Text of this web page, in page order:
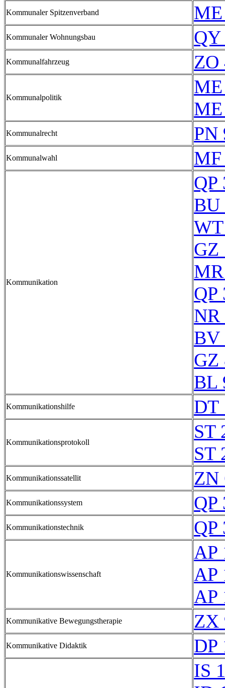
Kommunaler Spitzenverband
Kommunaler Wohnungsbau QY
Kommunalfahrzeug ZO
Kommunalpolitik
Kommunalrecht PN
Kommunalwahl MF
Kommunikation
QP
BU
GZ
QP
NR
BV
GZ
BL
Kommunikationshilfe DT
Kommunikationsprotokoll
ST
ST
Kommunikationssatellit ZN
Kommunikationssystem QP
Kommunikationstechnik QP
Kommunikationswissenschaft
AP
AP
AP
Kommunikative Bewegungstherapie ZX
Kommunikative Didaktik
DP
IS